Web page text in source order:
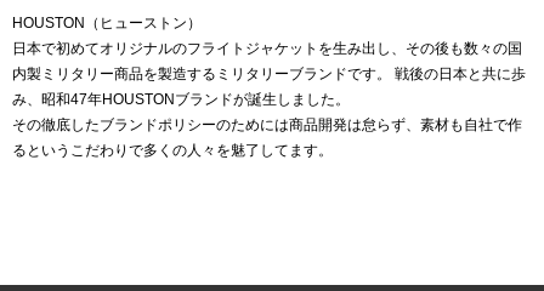
HOUSTON（ヒューストン）
日本で初めてオリジナルのフライトジャケットを生み出し、その後も数々の国
内製ミリタリー商品を製造するミリタリーブランドです。 戦後の日本と共に歩
み、昭和47年HOUSTONブランドが誕生しました。
その徹底したブランドポリシーのためには商品開発は怠らず、素材も自社で作
るというこだわりで多くの人々を魅了してます。